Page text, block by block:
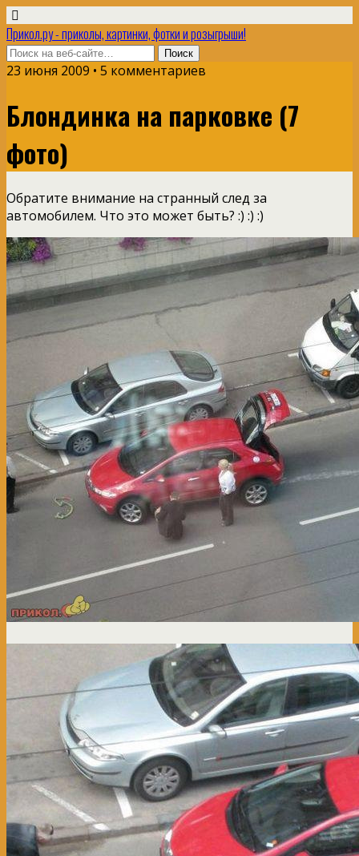
Прикол.ру - приколы, картинки, фотки и розыгрыши!
23 июня 2009 • 5 комментариев
Блондинка на парковке (7
фото)
Обратите внимание на странный след за
автомобилем. Что это может быть? :) :) :)